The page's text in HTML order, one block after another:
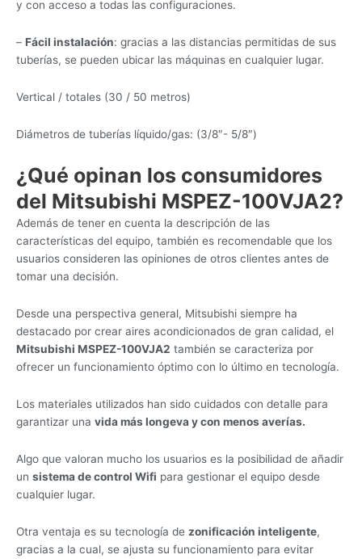
y con acceso a todas las configuraciones.
– Fácil instalación: gracias a las distancias permitidas de sus
tuberías, se pueden ubicar las máquinas en cualquier lugar.
Vertical / totales (30 / 50 metros)
Diámetros de tuberías líquido/gas: (3/8″- 5/8″)
¿Qué opinan los consumidores
del Mitsubishi MSPEZ-100VJA2?
Además de tener en cuenta la descripción de las
características del equipo, también es recomendable que los
usuarios consideren las opiniones de otros clientes antes de
tomar una decisión.
Desde una perspectiva general, Mitsubishi siempre ha
destacado por crear aires acondicionados de gran calidad, el
Mitsubishi MSPEZ-100VJA2 también se caracteriza por
ofrecer un funcionamiento óptimo con lo último en tecnología.
Los materiales utilizados han sido cuidados con detalle para
garantizar una vida más longeva y con menos averías.
Algo que valoran mucho los usuarios es la posibilidad de añadir
un sistema de control Wifi para gestionar el equipo desde
cualquier lugar.
Otra ventaja es su tecnología de zonificación inteligente,
gracias a la cual, se ajusta su funcionamiento para evitar